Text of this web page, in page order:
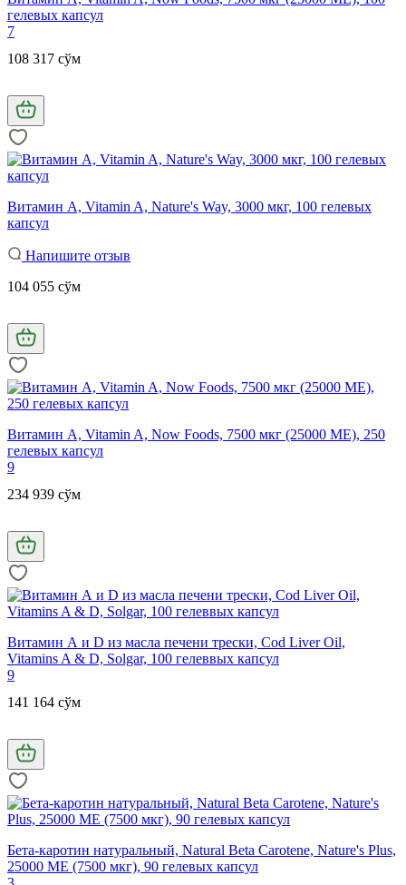
гелевых капсул
7
108 317 сўм
Витамин A, Vitamin A, Nature's Way, 3000 мкг, 100 гелевых
капсул
Напишите отзыв
104 055 сўм
Витамин А, Vitamin A, Now Foods, 7500 мкг (25000 МЕ), 250
гелевых капсул
9
234 939 сўм
Витамин А и D из масла печени трески, Cod Liver Oil,
Vitamins A & D, Solgar, 100 гелеввых капсул
9
141 164 сўм
Бета-каротин натуральный, Natural Beta Carotene, Nature's Plus,
25000 МЕ (7500 мкг), 90 гелевых капсул